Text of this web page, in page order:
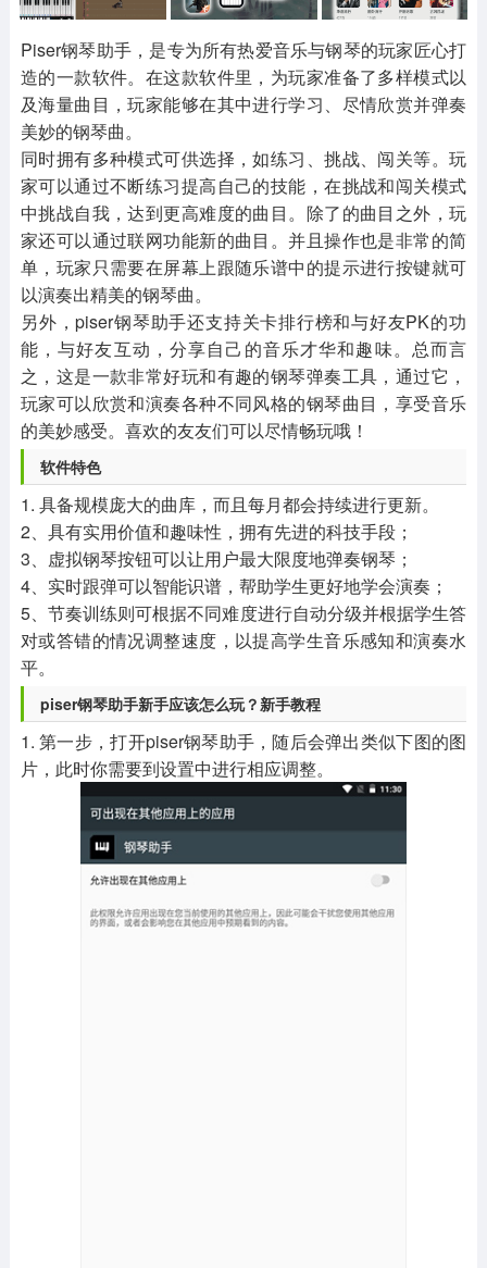
Piser钢琴助手，是专为所有热爱音乐与钢琴的玩家匠心打
造的一款软件。在这款软件里，为玩家准备了多样模式以
及海量曲目，玩家能够在其中进行学习、尽情欣赏并弹奏
美妙的钢琴曲。
同时拥有多种模式可供选择，如练习、挑战、闯关等。玩
家可以通过不断练习提高自己的技能，在挑战和闯关模式
中挑战自我，达到更高难度的曲目。除了的曲目之外，玩
家还可以通过联网功能新的曲目。并且操作也是非常的简
单，玩家只需要在屏幕上跟随乐谱中的提示进行按键就可
以演奏出精美的钢琴曲。
另外，piser钢琴助手还支持关卡排行榜和与好友PK的功
能，与好友互动，分享自己的音乐才华和趣味。总而言
之，这是一款非常好玩和有趣的钢琴弹奏工具，通过它，
玩家可以欣赏和演奏各种不同风格的钢琴曲目，享受音乐
的美妙感受。喜欢的友友们可以尽情畅玩哦！
软件特色
1. 具备规模庞大的曲库，而且每月都会持续进行更新。
2、具有实用价值和趣味性，拥有先进的科技手段；
3、虚拟钢琴按钮可以让用户最大限度地弹奏钢琴；
4、实时跟弹可以智能识谱，帮助学生更好地学会演奏；
5、节奏训练则可根据不同难度进行自动分级并根据学生答
对或答错的情况调整速度，以提高学生音乐感知和演奏水
平。
piser钢琴助手新手应该怎么玩？新手教程
1. 第一步，打开piser钢琴助手，随后会弹出类似下图的图
片，此时你需要到设置中进行相应调整。